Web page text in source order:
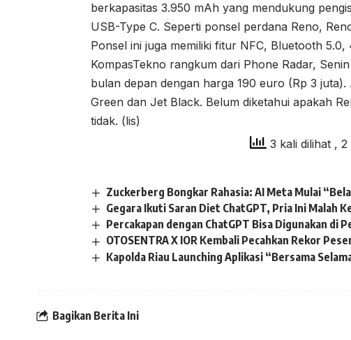
berkapasitas 3.950 mAh yang mendukung
USB-Type C. Seperti ponsel perdana Reno,
Ponsel ini juga memiliki fitur NFC, Bluetooth
KompasTekno rangkum dari Phone Radar,
bulan depan dengan harga 190 euro (Rp 3
Green dan Jet Black. Belum diketahui apakah
tidak. (lis)
3 kali dilihat , 2
Zuckerberg Bongkar Rahasia: AI Meta Mulai
Gegara Ikuti Saran Diet ChatGPT, Pria Ini Malah
Percakapan dengan ChatGPT Bisa Digunakan di
OTOSENTRA X IOR Kembali Pecahkan Rekor
Kapolda Riau Launching Aplikasi “Bersama
Bagikan Berita Ini